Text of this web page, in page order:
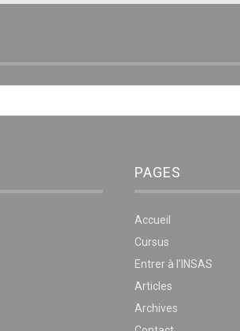
PAGES
Accueil
Cursus
Entrer à l’INSAS
Articles
Archives